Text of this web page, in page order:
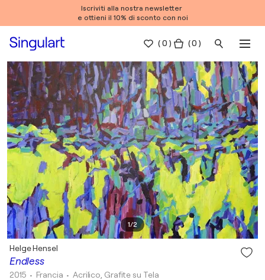
Iscriviti alla nostra newsletter
e ottieni il 10% di sconto con noi
(0 ) ( 0 )
1/2
Endless
Helge Hensel
2015 • Francia • Acrilico, Grafite su Tela